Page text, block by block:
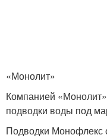
«Монолит»
Компанией
подводки воды под
Подводки Монофлекс